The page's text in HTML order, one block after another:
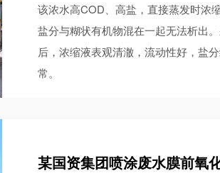
该浓水高COD、高盐，直接蒸发时浓
盐分与糊状有机物混在一起无法析出
后，浓缩液表观清澈，流动性好，盐
常。
某国资集团喷涂废水膜前氧